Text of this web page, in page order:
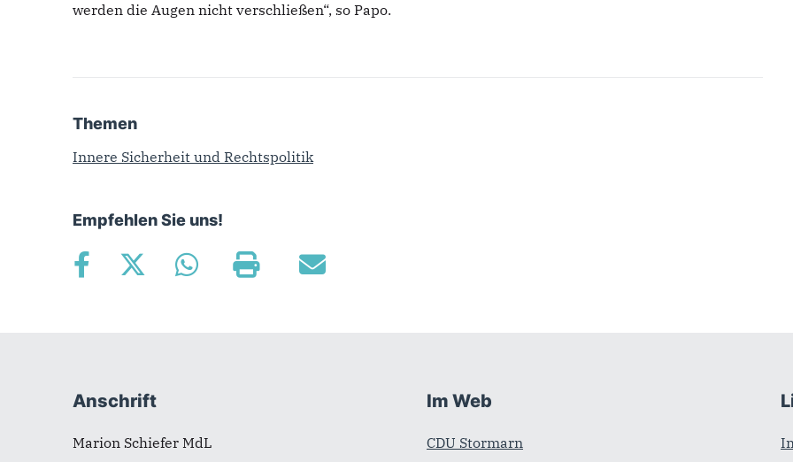
werden die Augen nicht verschließen“, so Papo.
Themen
Innere Sicherheit und Rechtspolitik
Empfehlen Sie uns!
Fußbereich
Anschrift
Marion Schiefer MdL
Im Web
CDU Stormarn